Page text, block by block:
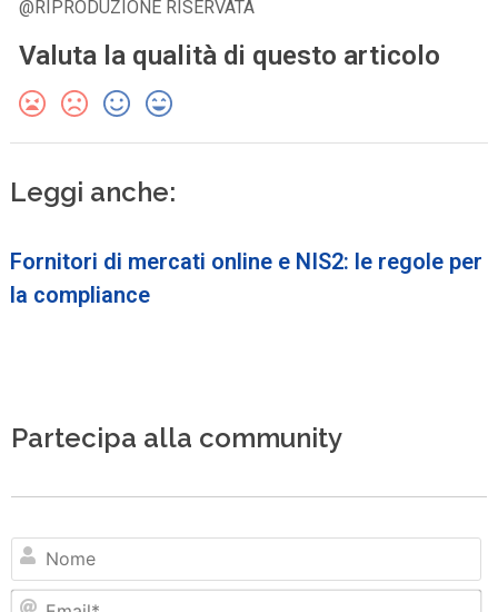
@RIPRODUZIONE RISERVATA
Valuta la qualità di questo articolo
Leggi anche:
Fornitori di mercati online e NIS2: le regole per
la compliance
Partecipa alla community